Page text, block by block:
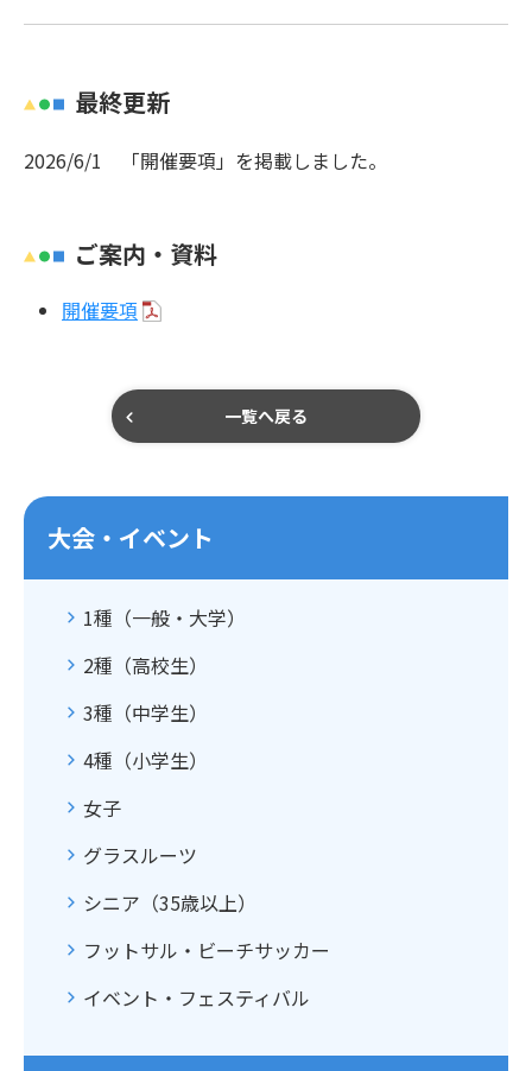
最終更新
2026/6/1 「開催要項」を掲載しました。
ご案内・資料
開催要項
一覧へ戻る
大会・イベント
1種（一般・大学）
2種（高校生）
3種（中学生）
4種（小学生）
女子
グラスルーツ
シニア（35歳以上）
フットサル・ビーチサッカー
イベント・フェスティバル